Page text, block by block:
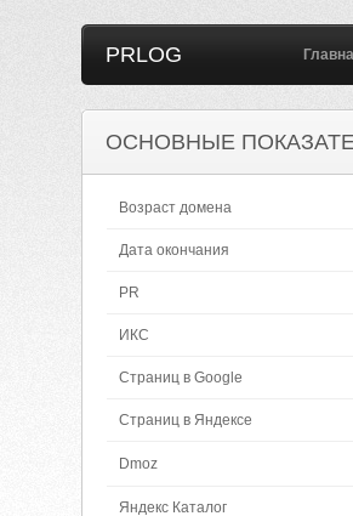
PRLOG
ОСНОВНЫЕ
Возраст домена
Дата окончания
PR
ИКС
Страниц в Google
Страниц в Яндексе
Dmoz
Яндекс Каталог